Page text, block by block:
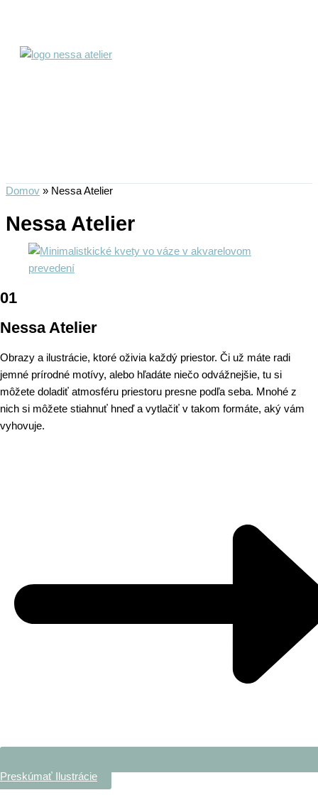
Preskočiť
Domov » Nessa Atelier
Nessa Atelier
01
Nessa Atelier
Obrazy a ilustrácie, ktoré oživia každý priestor. Či už máte radi
jemné prírodné motívy, alebo hľadáte niečo odvážnejšie, tu si
môžete doladiť atmosféru priestoru presne podľa seba. Mnohé z
nich si môžete stiahnuť hneď a vytlačiť v takom formáte, aký vám
vyhovuje.
Preskúmať Ilustrácie